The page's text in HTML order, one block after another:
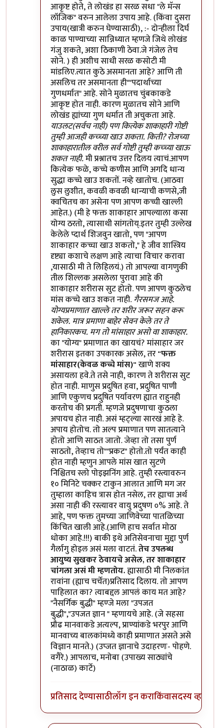
आकृष्ट होते, ते लोखंड हा सरळ सधा "ले मॅन्स
लॉजिक" वरुन आलेला उपाय आहे. (किंवा दुसरा
उपाय(खात्री करुन घेण्यासाठी), :- दोन्हीला दिर्घ
काळ पाण्याच्या सान्निध्यात म्हणजे जिथे लोखंड
गंजु शकते, अशा ठिकाणी ठेवा.जे गंजेल तेच
सोने. ) ही अशीच साधी सरळ कसोटी मी
मांडलिए.त्यात कुठे असमानता आहे? आणि ती
असलिच तर असमानता ही""पदार्थाच्या
गुणधर्मात" आहे. सोने मुळातच चुंबकाकडे
आकृष्ट होत नाही. कारण मुळातच सोने आणि
लोखंड ह्यांच्या गुण धर्मात ती अचुकता आहे.
याउलट(सर्वच नाही) पण कित्येक शाकाहारी गोष्टी
तुम्ही आजही कच्च्या खाउ शकता. किती? रोजच्या
शाकाहारातील वरील सर्व गोष्टी तुम्ही कच्च्या खाऊ
शकत नाही.मी प्रश्नातच उत्तर दिलय त्याचं.आपण
कित्येक फळे, कच्चे कणीस आणि अगदि धान्य
सुद्धा कच्चे खाउ शकतों. नव्हे खातोच. (आठवा
लुस लुशीत, कवळी कवळी धान्याची कणसे,जी
क्वचितच का असेना पण आपण कच्ची खाल्ली
आहेत.) (मी हे फक्त शाकाहार आपल्याला कसा
योग्य ठरतो, त्यासाथी सांगतोय्.इतर तुम्ही उल्लेख
केलेले प्दार्थ शिजवुन खातो, पण "आपण
शाकाहार कच्चा खाउ शकतो," हे जीव शास्त्रिय
दृष्ट्या कशाचे लक्षण आहे त्याचा विचार करावा
,यासाठी मी ते लिहिलयं.) तो आपल्या वागणुकी
तील शिल्लक असलेला पुरावा आहे की
शाकाहार शरीरास सुट होतो. पण आपण कुठलेच
मांस कच्चे खाउ शकत नाही.गैरसमज आहे.
योग्यप्रमाणात खाल्ले तर शरीर जरूर सहन करू
शकेल. मात्र प्रमाणा बाहेर सेवन केले तर ते
हानिकारकच. मग तो मांसाहार असो वा शाकाहार.
का "योग्य" प्रमाणात का खायचं? मांसाहार जर
शरीरास इतका उपकारक असेल, तर"फक्त
मांसाहार(केवळ कच्चे मांस)"खाणे शक्य
असायला हवे.ते तसे नाही, कारण ते शरीरास सुट
होत नाही. माणुस प्रदुषित हवा, प्रदुषित पाणी
आणि एकुणच प्रदुषित पर्यावरण ह्यात राहुनही
करतोच की प्रगती. म्हणजे प्रदुषणाचा कुठला
अपायच होत नाही. असं म्हट्ल्या सारखं आहे हे.
अपाय होतोच. तो अल्प प्रमाणात पण सातत्याने
होतो आणि साठत जातो. जेव्हा तो तसा पुर्ण
साठतो, तेव्हाच तो""प्रकट" होतो.तो पर्यंत काही
होत नाही म्हणुन आपले मांस खात सुटणे
निश्चितच स्लो पोइझनिंग आहे. तुम्ही रस्त्यावरुन
१० मिनिटे चक्कर टाकुन आलात आणि मग जर
तुम्हाला काहिच त्रास होत नसेल, तर ह्याचा अर्थ
असा नाही की रस्त्यावर वायु प्रदुषण ०% आहे. ते
आहे, पण फक्त तुमच्या जाणिवेच्या पातळिच्या
किंचित खाली आहे.(आणि हाच सर्वात मोठा
धोका आहे.!!!) बाकी इथे अतिसेवनाचा मुद्दा पुर्ण
गैर्लागु होइल असं मला वाटतं.तेच उपलब्ध
आयुष्य सुखकर ठेवायचे असेल, तर शाकाहार
चांगला असं मी म्हणतोय.ह्यासाठी मी निलकांत
रावांना (ह्याच चर्चेत)प्रतिसाद दिलाय. तो आपण
पाहिलात का? त्याबद्दल आपलं काय मत आहे?
"नैसर्गिक बुद्धी" म्हण्जे मला "उपजत
बुद्धी","उपजत ज्ञान " म्हणायचे आहे. (जे सहसा
प्रौढ मानवाकडे अत्यल्प, प्राण्यांकडे भरपुर आणि
मानवाच्य बालकांमध्ये काही प्रमाणात असते असे
विज्ञान मानते.) (उप्जत ज्ञानाचे उदाहरणः- पोहणे.
वगैरे.) आपलाच, मनोबा (उपाख्य साठ्यांचे
(नाठाळ) कार्टे)
प्रतिसाद देण्यासाठीलॉग इन कराकिंवासदस्य व्हा